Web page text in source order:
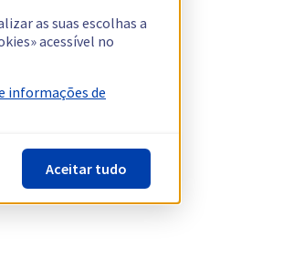
as suas escolhas a
acessível no
informações de
Aceitar tudo